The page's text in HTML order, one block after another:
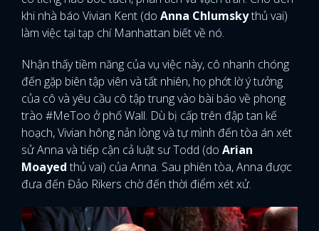
khi nhà báo Vivian Kent (do Anna Chlumskythủ vai)
làm việc tại tạp chí Manhattan biết về nó.
Nhận thấy tiềm năng của vụ việc này, cô nhanh chóng
đến gặp biên tập viên và tất nhiên, họ phớt lờ ý tưởng
của cô và yêu cầu cô tập trung vào bài báo về phong
trào #MeToo ở phố Wall. Dù bị cấp trên đập tan kế
hoạch, Vivian hông nản lòng và tự mình đến tòa án xét
sử Anna và tiếp cận cả luật sư Todd (do Arian
Moayed thủ vai) của Anna. Sau phiên tòa, Anna được
đưa đến Đảo Rikers chờ đến thời điểm xét xử.